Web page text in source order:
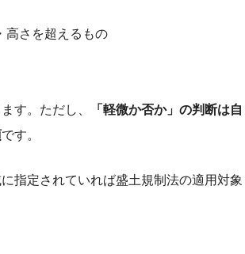
高さを超えるもの
す。ただし、
「軽微か否か」の判断は自
です。
指定されていれば盛土規制法の適用対象